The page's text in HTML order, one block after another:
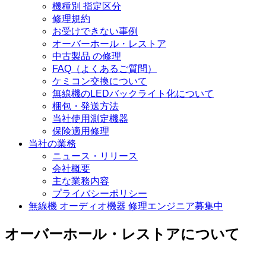
機種別 指定区分
修理規約
お受けできない事例
オーバーホール・レストア
中古製品 の修理
FAQ（よくあるご質問）
ケミコン交換について
無線機のLEDバックライト化について
梱包・発送方法
当社使用測定機器
保険適用修理
当社の業務
ニュース・リリース
会社概要
主な業務内容
プライバシーポリシー
無線機 オーディオ機器 修理エンジニア募集中
オーバーホール・レストアについて